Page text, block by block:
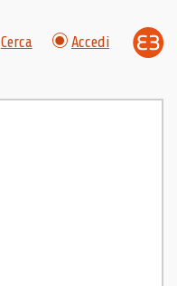
Cerca Accedi